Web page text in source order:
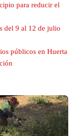
para reducir el
del 9 al 12 de julio
públicos en Huerta